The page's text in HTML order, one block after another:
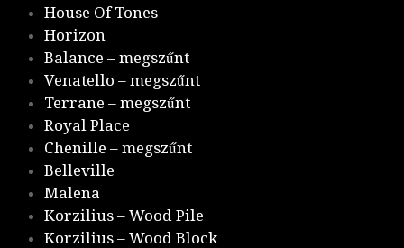
House Of Tones
Horizon
Balance – megszűnt
Venatello – megszűnt
Terrane – megszűnt
Royal Place
Chenille – megszűnt
Belleville
Malena
Korzilius – Wood Pile
Korzilius – Wood Block